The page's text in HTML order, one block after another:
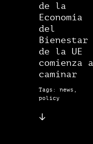
de la
Economía
del
Bienestar
de la UE
comienza a
caminar
Tags: news,
policy